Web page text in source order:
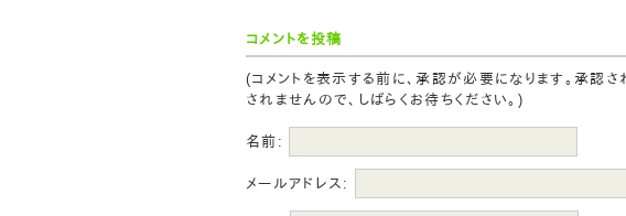
コメントを投稿
(コメントを表示する前に、承認が必要になります。承認さ
されませんので、しばらくお待ちください。)
名前:
メールアドレス: